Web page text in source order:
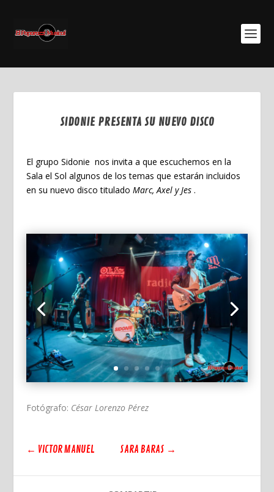
SIDONIE PRESENTA SU NUEVO DISCO
El grupo Sidonie nos invita a que escuchemos en la
Sala el Sol algunos de los temas que estarán incluidos
en su nuevo disco titulado Marc, Axel y Jes.
Fotógrafo: César Lorenzo Pérez
← VICTOR MANUEL SARA BARAS →